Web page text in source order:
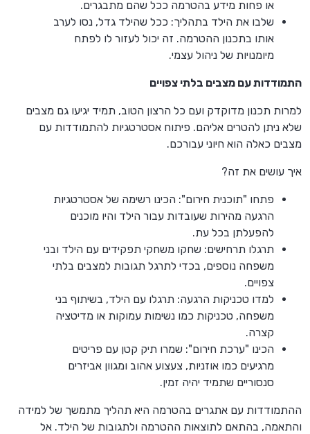
או פחות מידע בהטרמה ככל שהם מתבגרים.
שלבו את הילד בתהליך: ככל שהילד גדל, נסו לערב
אותו בתכנון ההטרמה. זה יכול לעזור לו לפתח
מיומנויות של ניהול עצמי.
התמודדות עם מצבים בלתי צפויים
למרות תכנון מדוקדק ועם כל הרצון הטוב, תמיד יגיעו גם מצבים
שלא ניתן להטרים אליהם. פיתוח אסטרטגיות להתמודדות עם
מצבים כאלה הוא חיוני עבורכם.
איך עושים את זה?
פתחו "תוכנית חירום": הכינו רשימה של אסטרטגיות
הרגעה מהירות שעובדות עבור הילד והיו מוכנים
להפעלתן בכל עת.
תרגלו תרחישים: שחקו משחקי תפקידים עם הילד ובני
משפחה נוספים, בכדי לתרגל תגובות למצבים בלתי
צפויים.
למדו טכניקות הרגעה: תרגלו עם הילד, בשיתוף בני
משפחה, טכניקות כמו נשימות עמוקות או מדיטציה
קצרה.
הכינו "ערכת חירום": שמרו תיק קטן עם פריטים
מרגיעים כמו אוזניות, צעצוע אהוב ומגוון אביזרים
סנסוריים שתמיד יהיה זמין.
ההתמודדות עם אתגרים בהטרמה היא תהליך מתמשך של למידה
והתאמה, בהתאם לתוצאות ההטרמה ולתגובות של הילד. אל